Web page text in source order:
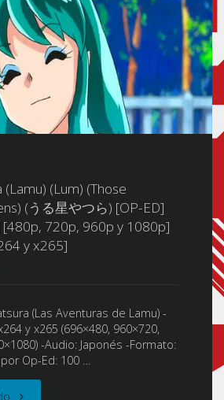
(Lamu) (Lum) (Those
(うる星やつら) [OP-ED]
720p, 960p y 1080p]
y x265]
(Las Aventuras de Lamu) -
y x265 (696×480, 960×720,
-Audio: Japonés -Formato:
Op-Ed: 100 …
"Urusei